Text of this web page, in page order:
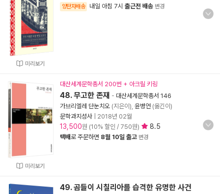
미리보기
양탄자배송 내일 아침 7시 출근전 배송 변경
미리보기
대산세계문학총서 200번 + 아크릴 키링
48. 무고한 존재 - 대산세계문학총서 146
가브리엘레 단눈치오 (지은이), 윤병언 (옮긴이)
문학과지성사
2018년 02월
13,500원 (10% 할인 / 750원) 8.5
택배로 주문하면 8월 10일 출고 변경
49. 곰들이 시칠리아를 습격한 유명한 사건